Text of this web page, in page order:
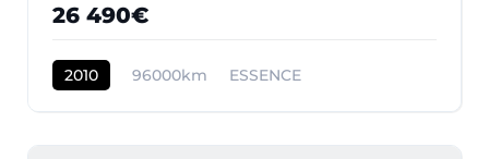
26 490€
2010 96000km ESSENCE